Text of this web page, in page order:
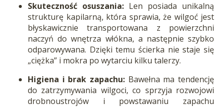
Skuteczność osuszania: Len posiada unikalną
strukturę kapilarną, która sprawia, że wilgoć jest
błyskawicznie transportowana z powierzchni
naczyń do wnętrza włókna, a następnie szybko
odparowywana. Dzięki temu ścierka nie staje się
„ciężka” i mokra po wytarciu kilku talerzy.
Higiena i brak zapachu: Bawełna ma tendencję
do zatrzymywania wilgoci, co sprzyja rozwojowi
drobnoustrojów i powstawaniu zapachu